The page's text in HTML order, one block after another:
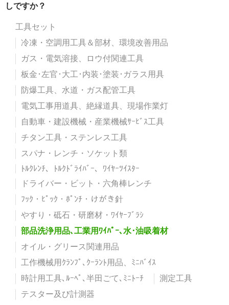
しですか？
工具セット
冷凍・空調用工具＆部材、環境改善用品
ガス・電気溶接、ロウ付関連工具
板金･左官･大工･内装･塗装･ガラス用具
防爆工具、水道・ガス配管工具
電気工事用道具、絶縁道具、現場作業灯
自動車・建設機械・産業機械ｻｰﾋﾞｽ工具
チタン工具・ステンレス工具
スパナ・レンチ・ソケット類
ﾄﾙｸﾚﾝﾁ、ﾄﾙｸﾄﾞﾗｲﾊﾞｰ、ﾜｲﾔｰﾂｲｽﾀｰ
ドライバー・ビット・六角棒レンチ
ﾌｯｸ・ﾋﾟｯｸ・ﾎﾟﾝﾁ・けがき針
やすり・砥石・研磨材・ﾜｲﾔｰﾌﾞﾗｼ
部品洗浄用品､工業用ﾜｲﾊﾟｰ､水･油吸着材
オイル・グリース関連用品
工作機械用ｸﾗﾝﾌﾟ､ｸｰﾗﾝﾄ用品、ﾐﾆﾊﾞｲｽ
時計用工具､ﾙｰﾍﾟ､半田ごて､ﾐﾆﾄｰﾁ
測定工具
テスター及び計測器